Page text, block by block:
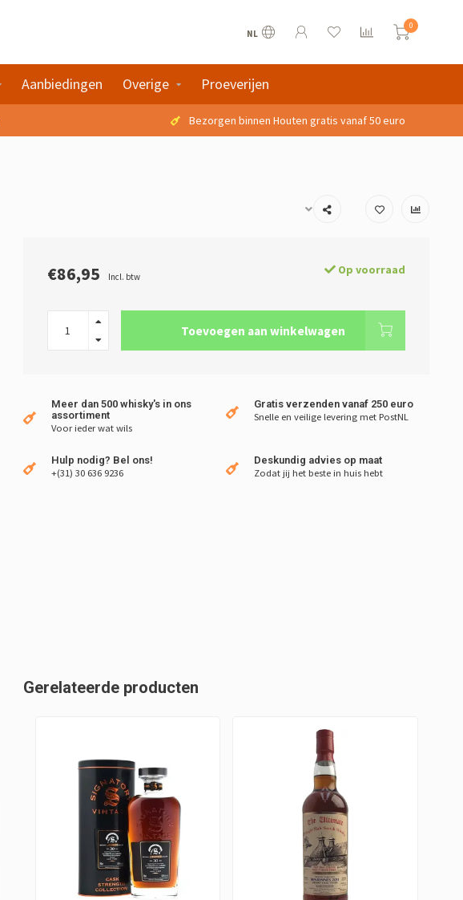
NL
0
Aanbiedingen Overige Proeverijen
Bezorgen binnen Houten gratis vanaf 50 euro
€86,95 Incl. btw Op voorraad
Toevoegen aan winkelwagen
Meer dan 500 whisky's in ons
assortiment
Voor ieder wat wils
Gratis verzenden vanaf 250 euro
Snelle en veilige levering met PostNL
Hulp nodig? Bel ons!
+(31) 30 636 9236
Deskundig advies op maat
Zodat jij het beste in huis hebt
Gerelateerde producten